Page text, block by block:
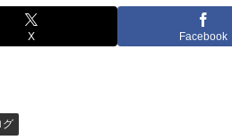
X Facebook
グ